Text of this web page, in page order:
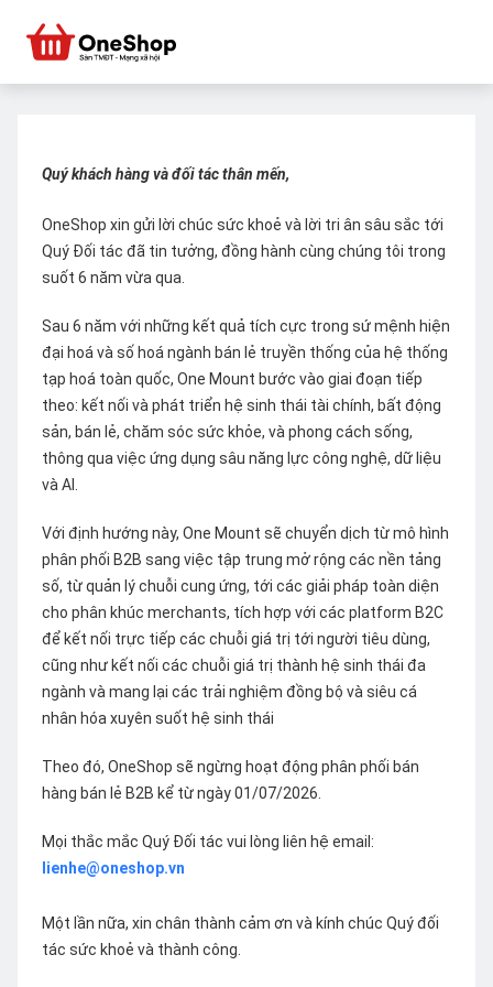
Quý khách hàng và đối tác thân mến,
OneShop xin gửi lời chúc sức khoẻ và lời tri ân sâu sắc tới
Quý Đối tác đã tin tưởng, đồng hành cùng chúng tôi trong
suốt 6 năm vừa qua.
Sau 6 năm với những kết quả tích cực trong sứ mệnh hiện
đại hoá và số hoá ngành bán lẻ truyền thống của hệ thống
tạp hoá toàn quốc, One Mount bước vào giai đoạn tiếp
theo: kết nối và phát triển hệ sinh thái tài chính, bất động
sản, bán lẻ, chăm sóc sức khỏe, và phong cách sống,
thông qua việc ứng dụng sâu năng lực công nghệ, dữ liệu
và AI.
Với định hướng này, One Mount sẽ chuyển dịch từ mô hình
phân phối B2B sang việc tập trung mở rộng các nền tảng
số, từ quản lý chuỗi cung ứng, tới các giải pháp toàn diện
cho phân khúc merchants, tích hợp với các platform B2C
để kết nối trực tiếp các chuỗi giá trị tới người tiêu dùng,
cũng như kết nối các chuỗi giá trị thành hệ sinh thái đa
ngành và mang lại các trải nghiệm đồng bộ và siêu cá
nhân hóa xuyên suốt hệ sinh thái
Theo đó, OneShop sẽ ngừng hoạt động phân phối bán
hàng bán lẻ B2B kể từ ngày 01/07/2026.
Mọi thắc mắc Quý Đối tác vui lòng liên hệ email:
lienhe@oneshop.vn
Một lần nữa, xin chân thành cảm ơn và kính chúc Quý đối
tác sức khoẻ và thành công.